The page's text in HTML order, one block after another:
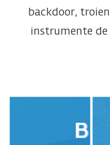
backdoor,
instrumente de